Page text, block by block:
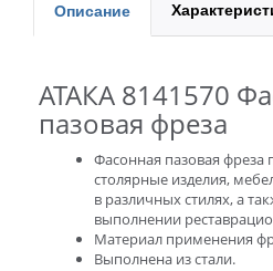
Описание
АТАКА 8141570
пазовая фреза
Фасонная пазовая фреза
столярные изделия,
в различных стилях, а
выполнении
Материал применения
Выполнена из стали.